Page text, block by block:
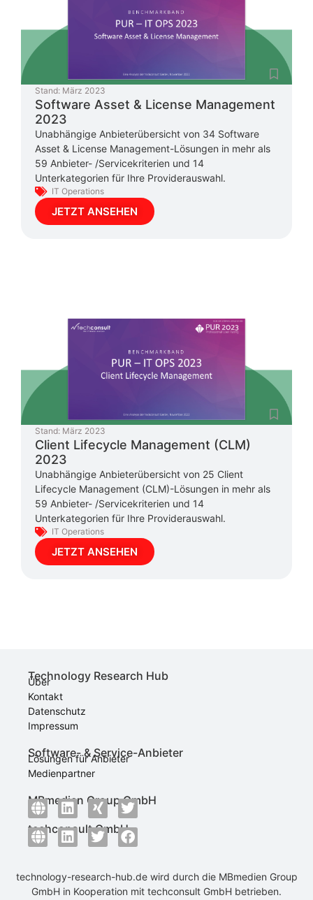
Stand: März 2023
Software Asset & License Management
2023
Unabhängige Anbieterübersicht von 34 Software
Asset & License Management-Lösungen in mehr als
59 Anbieter- /Servicekriterien und 14
Unterkategorien für Ihre Providerauswahl.
IT Operations
JETZT ANSEHEN
Stand: März 2023
Client Lifecycle Management (CLM)
2023
Unabhängige Anbieterübersicht von 25 Client
Lifecycle Management (CLM)-Lösungen in mehr als
59 Anbieter- /Servicekriterien und 14
Unterkategorien für Ihre Providerauswahl.
IT Operations
JETZT ANSEHEN
Technology Research Hub
Über
Kontakt
Datenschutz
Impressum
Software- & Service-Anbieter
Lösungen für Anbieter
Medienpartner
MBmedien Group GmbH
techconsult GmbH
technology-research-hub.de wird durch die MBmedien Group
GmbH in Kooperation mit techconsult GmbH betrieben.